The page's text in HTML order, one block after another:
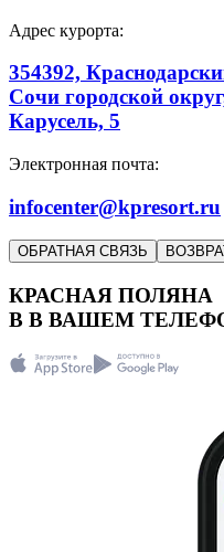
Адрес курорта:
354392,
Сочи городской
Карусель, 5
Электронная почта:
infocenter@kpresort.ru
ОБРАТНАЯ СВЯЗЬ
КРАСНАЯ ПОЛЯНА
В В ВАШЕМ